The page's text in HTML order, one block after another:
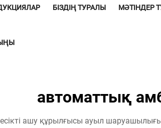
БІЗДІҢ ТУРАЛЫ МӘТІНДЕР
автоматтық
ашу құрылғысы ауыл